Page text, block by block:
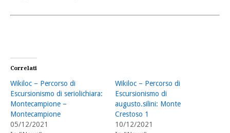
Correlati
Wikiloc – Percorso di
Escursionismo di seriolichiara:
Montecampione –
Montecampione
05/12/2021
Wikiloc – Percorso di
Escursionismo di
augusto.silini: Monte
Crestoso 1
10/12/2021